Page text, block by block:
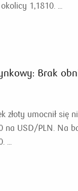
1,1810. ...
Brak
złoty umocnił
na USD/PLN. Na
...